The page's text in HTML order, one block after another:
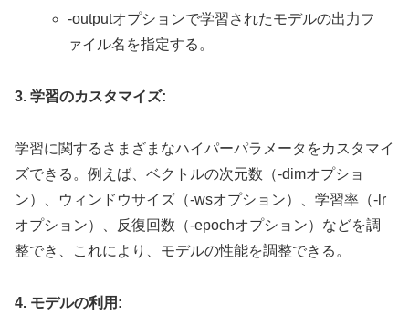
-outputオプションで学習されたモデルの出力フ
ァイル名を指定する。
3. 学習のカスタマイズ:
学習に関するさまざまなハイパーパラメータをカスタマイ
ズできる。例えば、ベクトルの次元数（-dimオプショ
ン）、ウィンドウサイズ（-wsオプション）、学習率（-lr
オプション）、反復回数（-epochオプション）などを調
整でき、これにより、モデルの性能を調整できる。
4. モデルの利用: